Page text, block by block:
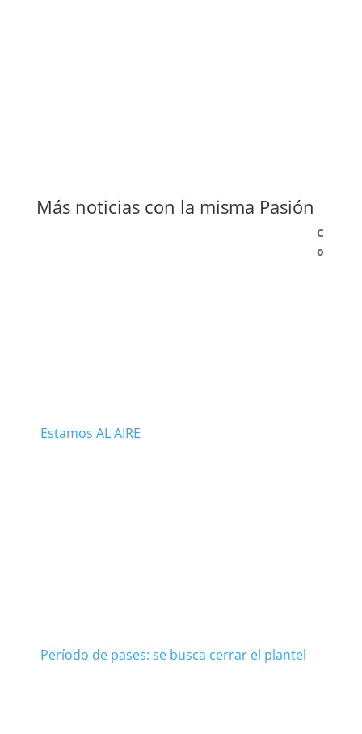
Más noticias con la misma Pasión
Estamos AL AIRE
Período de pases: se busca cerrar el plantel
C
o